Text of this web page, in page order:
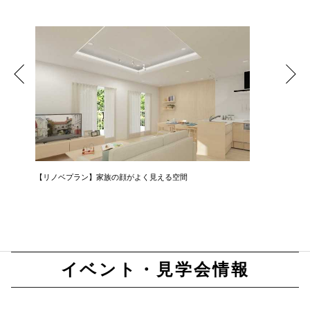
【リノベプラン】家族の顔がよく見える空間
イベント・見学会情報